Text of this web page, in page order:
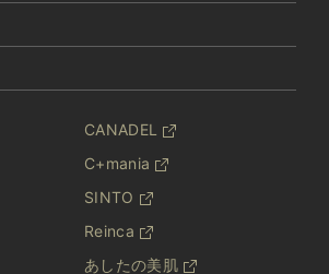
CANADEL
C+mania
SINTO
Reinca
あしたの美肌